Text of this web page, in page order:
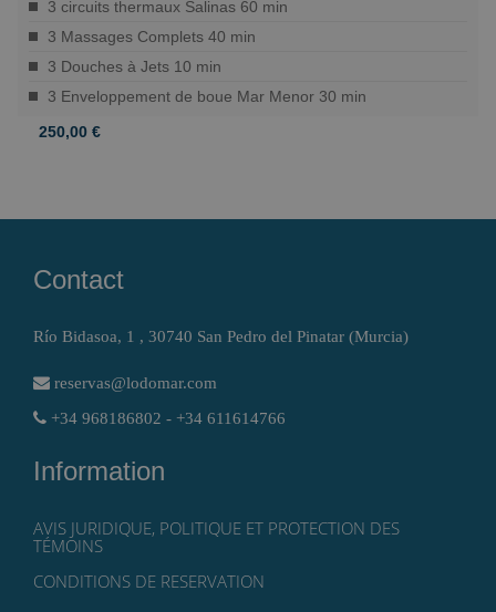
3 circuits thermaux Salinas 60 min
3 Massages Complets 40 min
3 Douches à Jets 10 min
3 Enveloppement de boue Mar Menor 30 min
250,00 €
Contact
Río Bidasoa, 1 , 30740 San Pedro del Pinatar (Murcia)
reservas@lodomar.com
+34 968186802 - +34 611614766
Information
AVIS JURIDIQUE, POLITIQUE ET PROTECTION DES
TÉMOINS
CONDITIONS DE RESERVATION